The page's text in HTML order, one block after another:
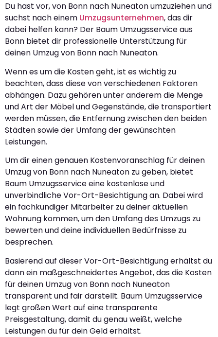
Du hast vor, von Bonn nach Nuneaton umzuziehen und
suchst nach einem Umzugsunternehmen, das dir
dabei helfen kann? Der Baum Umzugsservice aus
Bonn bietet dir professionelle Unterstützung für
deinen Umzug von Bonn nach Nuneaton.
Wenn es um die Kosten geht, ist es wichtig zu
beachten, dass diese von verschiedenen Faktoren
abhängen. Dazu gehören unter anderem die Menge
und Art der Möbel und Gegenstände, die transportiert
werden müssen, die Entfernung zwischen den beiden
Städten sowie der Umfang der gewünschten
Leistungen.
Um dir einen genauen Kostenvoranschlag für deinen
Umzug von Bonn nach Nuneaton zu geben, bietet
Baum Umzugsservice eine kostenlose und
unverbindliche Vor-Ort-Besichtigung an. Dabei wird
ein fachkundiger Mitarbeiter zu deiner aktuellen
Wohnung kommen, um den Umfang des Umzugs zu
bewerten und deine individuellen Bedürfnisse zu
besprechen.
Basierend auf dieser Vor-Ort-Besichtigung erhältst du
dann ein maßgeschneidertes Angebot, das die Kosten
für deinen Umzug von Bonn nach Nuneaton
transparent und fair darstellt. Baum Umzugsservice
legt großen Wert auf eine transparente
Preisgestaltung, damit du genau weißt, welche
Leistungen du für dein Geld erhältst.